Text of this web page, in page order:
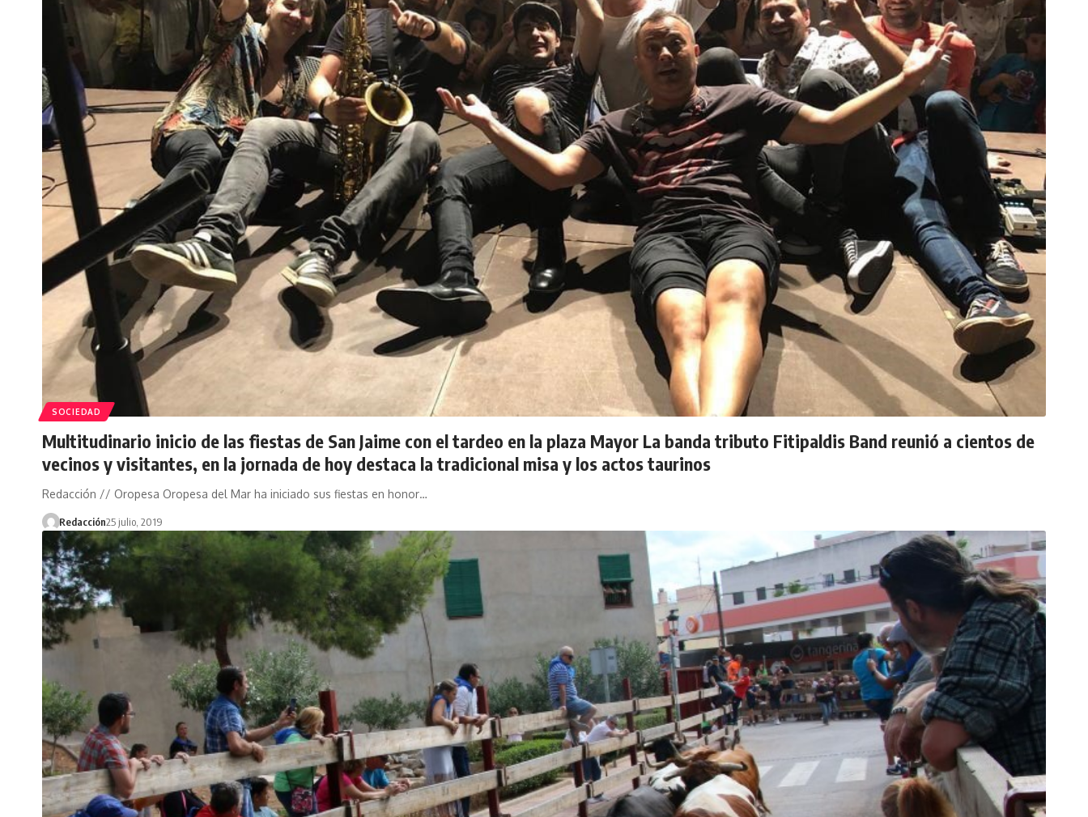
SOCIEDAD
Multitudinario inicio de las fiestas de San Jaime con el tardeo en la plaza Mayor La banda tributo Fitipaldis Band reunió a cientos de
vecinos y visitantes, en la jornada de hoy destaca la tradicional misa y los actos taurinos
Redacción // Oropesa Oropesa del Mar ha iniciado sus fiestas en honor…
Redacción25 julio, 2019